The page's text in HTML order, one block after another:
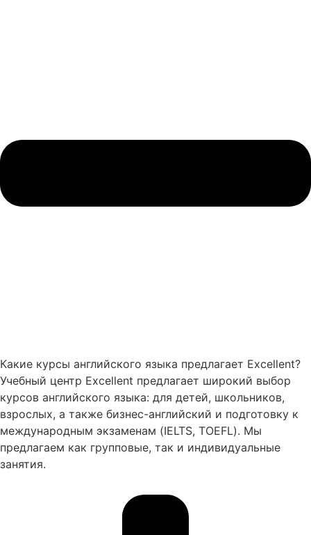
Какие курсы английского языка предлагает Excellent?
Учебный центр Excellent предлагает широкий выбор
курсов английского языка: для детей, школьников,
взрослых, а также бизнес-английский и подготовку к
международным экзаменам (IELTS, TOEFL). Мы
предлагаем как групповые, так и индивидуальные
занятия.